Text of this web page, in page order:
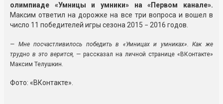
олимпиаде «Умницы и умники» на «Первом канале».
Максим ответил на дорожке на все три вопроса и вошел в
число 11 победителей игры сезона 2015 − 2016 годов.
— Мне посчастливилось победить в «Умницах и умниках». Как же
трудно в это верится, — рассказал на личной странице «ВКонтакте»
Максим Телушкин.
Фото: «ВКонтакте».